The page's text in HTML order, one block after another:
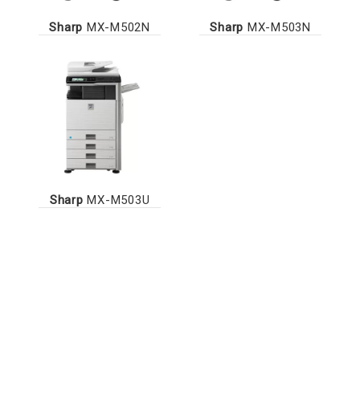
Sharp MX-M502N Sharp MX-M503N
Sharp MX-M503U